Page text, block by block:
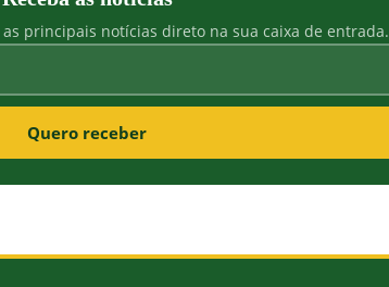
principais notícias direto na sua caixa de entrada.
Quero receber